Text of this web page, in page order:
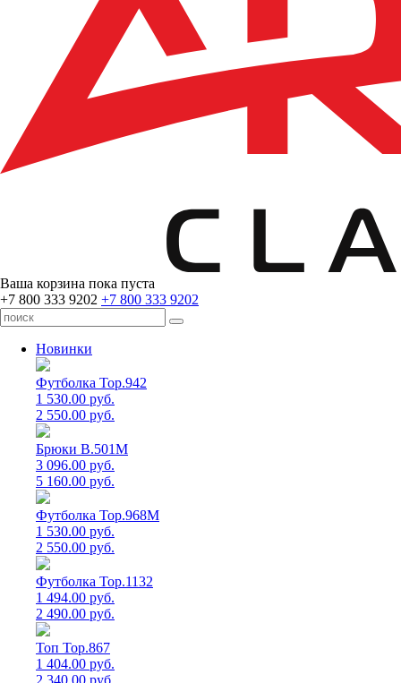
Ваша корзина пока пуста
+7 800 333 9202 +7 800 333 9202
Новинки
Футболка Top.942
1 530.00 руб.
2 550.00 руб.
Брюки B.501M
3 096.00 руб.
5 160.00 руб.
Футболка Top.968M
1 530.00 руб.
2 550.00 руб.
Футболка Top.1132
1 494.00 руб.
2 490.00 руб.
Топ Top.867
1 404.00 руб.